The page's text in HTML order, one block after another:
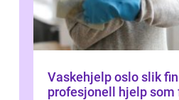
Vaskehjelp oslo slik finner du
profesjonell hjelp som